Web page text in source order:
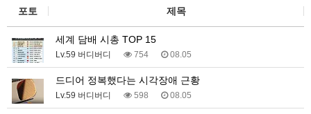
포토 제목
세계 담배 시총 TOP 15
Lv.59 버디버디 754 08.05
드디어 정복했다는 시각장애 근황
Lv.59 버디버디 598 08.05